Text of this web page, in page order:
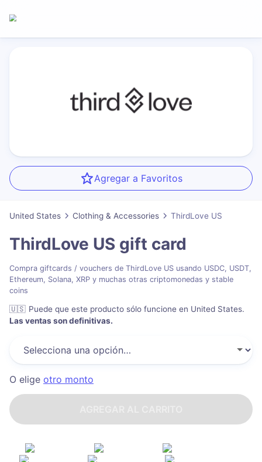
Agregar a Favoritos
United States Clothing & Accessories ThirdLove US
ThirdLove US gift card
Compra giftcards / vouchers de ThirdLove US usando USDC, USDT,
Ethereum, Solana, XRP y muchas otras criptomonedas y stable
coins
🇺🇸 Puede que este producto sólo funcione en United States.
Las ventas son definitivas.
O elige otro monto